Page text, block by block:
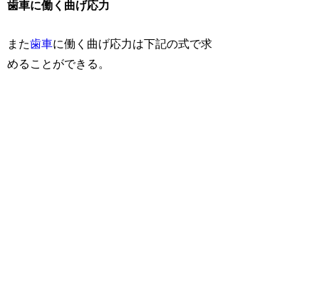
歯車に働く曲げ応力
また歯車に働く曲げ応力は下記の式で求
めることができる。